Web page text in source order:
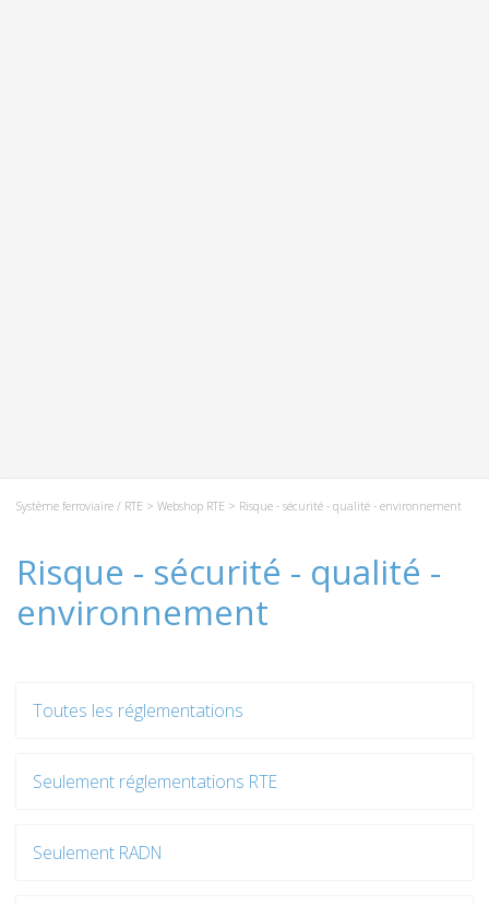
Système ferroviaire / RTE > Webshop RTE > Risque - sécurité - qualité - environnement
Risque - sécurité - qualité -
environnement
Toutes les réglementations
Seulement réglementations RTE
Seulement RADN